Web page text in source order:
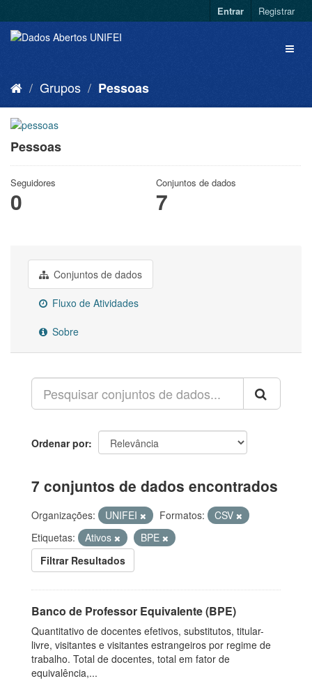
Entrar Registrar
Grupos Pessoas
Pessoas
Seguidores
0
Conjuntos de dados
7
Conjuntos de dados
Fluxo de Atividades
Sobre
Ordenar por
7 conjuntos de dados encontrados
Organizações: UNIFEI Formatos:
CSV
Etiquetas:
Ativos
BPE
Filtrar Resultados
Banco de Professor Equivalente (BPE)
Quantitativo de docentes efetivos, substitutos, titular-
livre, visitantes e visitantes estrangeiros por regime de
trabalho. Total de docentes, total em fator de
equivalência,...